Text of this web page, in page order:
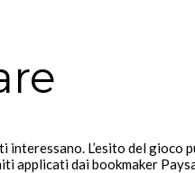
L’esito del gioco
applicati dai bookmaker